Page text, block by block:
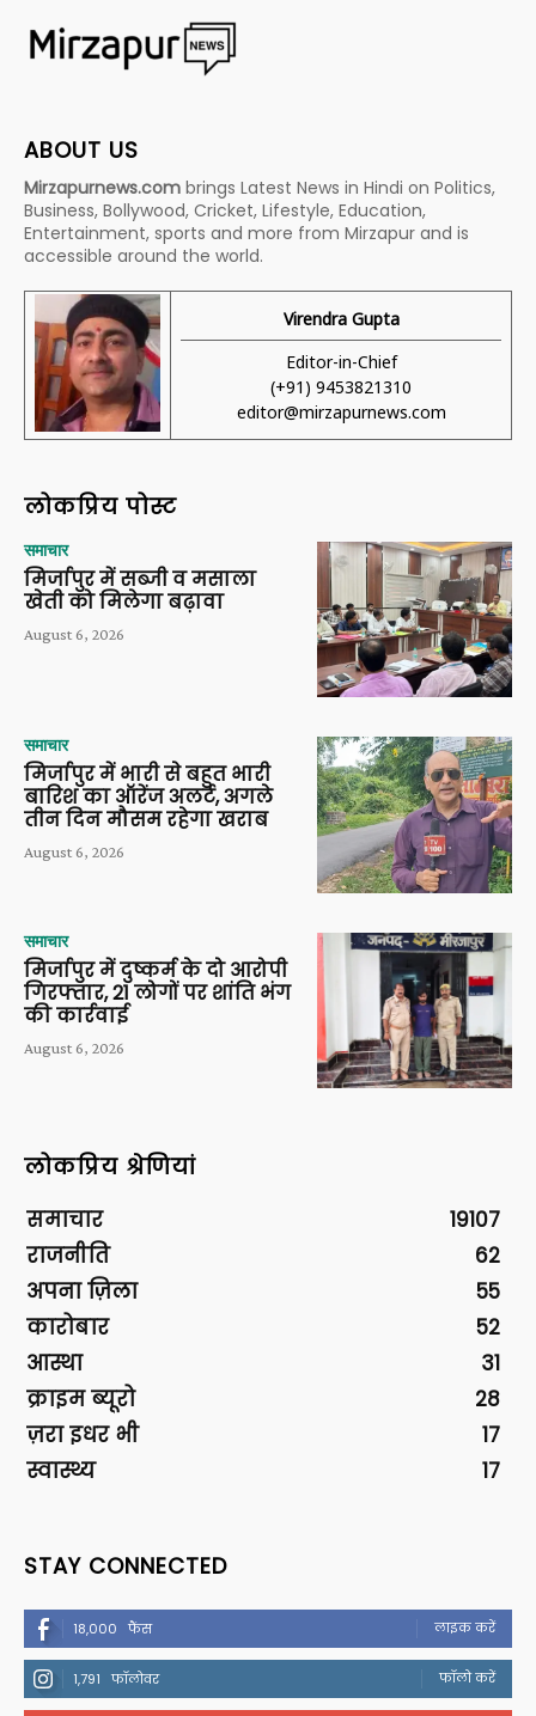
ABOUT US
Mirzapurnews.com brings Latest News in Hindi on Politics,
Business, Bollywood, Cricket, Lifestyle, Education,
Entertainment, sports and more from Mirzapur and is
accessible around the world.
Virendra Gupta
Editor-in-Chief
(+91) 9453821310
editor@mirzapurnews.com
लोकप्रिय पोस्ट
समाचार
मिर्जापुर में सब्जी व मसाला
खेती को मिलेगा बढ़ावा
August 6, 2026
समाचार
मिर्जापुर में भारी से बहुत भारी
बारिश का ऑरेंज अलर्ट, अगले
तीन दिन मौसम रहेगा खराब
August 6, 2026
समाचार
मिर्जापुर में दुष्कर्म के दो आरोपी
गिरफ्तार, 21 लोगों पर शांति भंग
की कार्रवाई
August 6, 2026
लोकप्रिय श्रेणियां
समाचार
19107
राजनीति
62
अपना ज़िला
55
कारोबार
52
आस्था
31
क्राइम ब्यूरो
28
ज़रा इधर भी
17
स्वास्थ्य
17
STAY CONNECTED
18,000 फैंस लाइक करें
1,791 फॉलोवर फॉलो करें